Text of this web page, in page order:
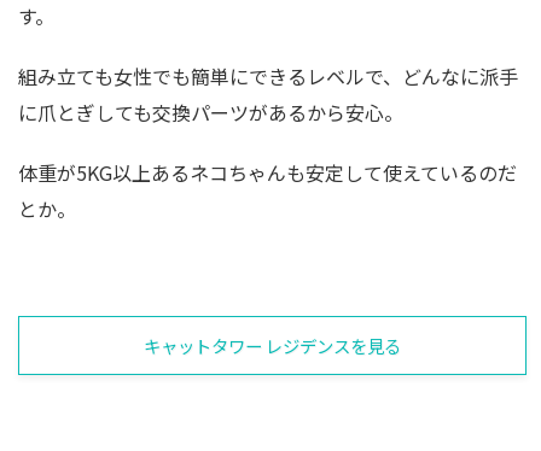
す。
組み立ても女性でも簡単にできるレベルで、どんなに派手
に爪とぎしても交換パーツがあるから安心。
体重が5KG以上あるネコちゃんも安定して使えているのだ
とか。
キャットタワー レジデンスを見る